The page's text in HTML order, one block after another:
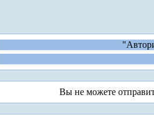
Вы не можете